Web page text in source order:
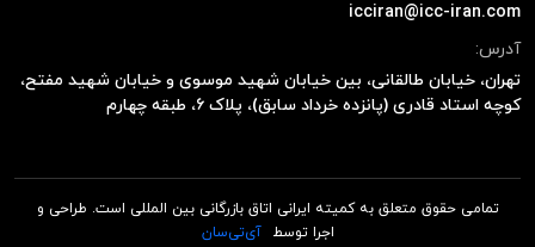
icciran@icc-iran.com
آدرس:
تهران، خیابان طالقانی، بین خیابان شهید موسوی و خیابان شهید مفتح،
کوچه استاد قادری (پانزده خرداد سابق)، پلاک ۶، طبقه چهارم
تمامی حقوق متعلق به کمیته ایرانی اتاق بازرگانی بین المللی است. طراحی و
اجرا توسط
آی‌تی‌سان